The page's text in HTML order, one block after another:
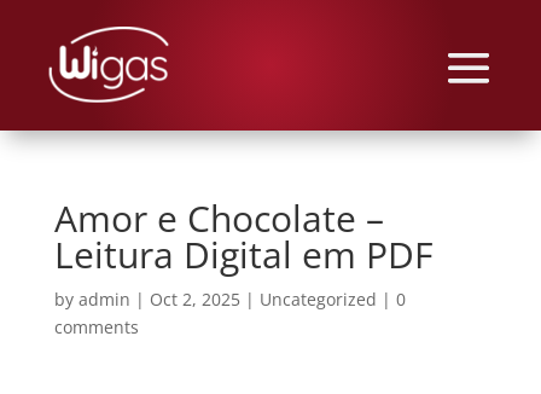
Amor e Chocolate –
Leitura Digital em PDF
by admin | Oct 2, 2025| Uncategorized | 0
comments